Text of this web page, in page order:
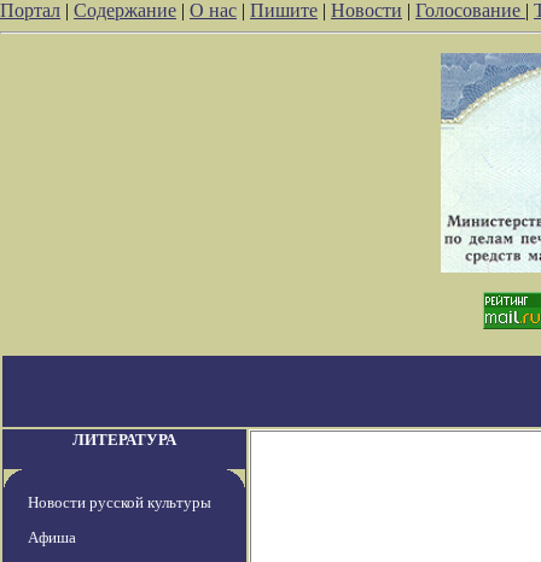
Портал | Содержание | О нас | Пишите | Новости | Голосование |
ЛИТЕРАТУРА
Новости русской культуры
Афиша